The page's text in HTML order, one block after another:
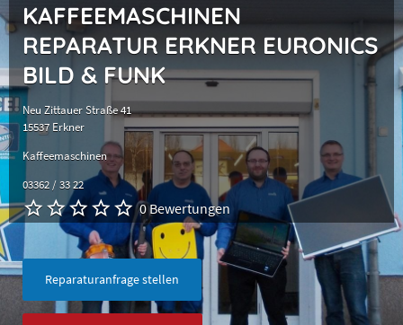
KAFFEEMASCHINEN
REPARATUR ERKNER EURONICS
BILD & FUNK
Neu Zittauer Straße 41
15537 Erkner
Kaffeemaschinen
03362 / 33 22
0 Bewertungen
Reparaturanfrage stellen